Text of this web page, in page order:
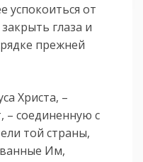
успокоиться от
глаза и
прежней
Христа, –
– соединенную с
той страны,
Им,